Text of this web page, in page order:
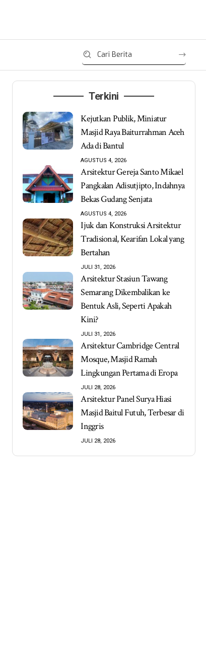
Terkini
Kejutkan Publik, Miniatur
Masjid Raya Baiturrahman Aceh
Ada di Bantul
AGUSTUS 4, 2026
Arsitektur Gereja Santo Mikael
Pangkalan Adisutjipto, Indahnya
Bekas Gudang Senjata
AGUSTUS 4, 2026
Ijuk dan Konstruksi Arsitektur
Tradisional, Kearifan Lokal yang
Bertahan
JULI 31, 2026
Arsitektur Stasiun Tawang
Semarang Dikembalikan ke
Bentuk Asli, Seperti Apakah
Kini?
JULI 31, 2026
Arsitektur Cambridge Central
Mosque, Masjid Ramah
Lingkungan Pertama di Eropa
JULI 28, 2026
Arsitektur Panel Surya Hiasi
Masjid Baitul Futuh, Terbesar di
Inggris
JULI 28, 2026